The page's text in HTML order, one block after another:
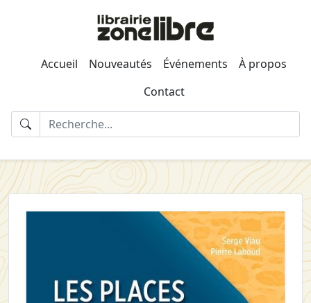
Accueil Nouveautés Événements
À propos
Contact